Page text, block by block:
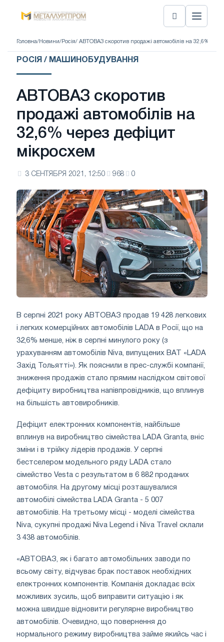
Головна/ Новини/ Росія/ АВТОВАЗ скоротив продажі автомобілів на 32,6%
РОСІЯ / МАШИНОБУДУВАННЯ
АВТОВАЗ скоротив
продажі автомобілів на
32,6% через дефіцит
мікросхем
3 СЕНТЯБРЯ 2021, 12:50 968 0
В серпні 2021 року АВТОВАЗ продав 19 428 легкових
і легких комерційних автомобілів LADA в Росії, що на
32,6% менше, ніж в серпні минулого року (з
урахуванням автомобілів Niva, випущених ВАТ «LADA
Захід Тольятті»). Як пояснили в прес-службі компанії,
зниження продажів стало прямим наслідком світової
дефіциту виробництва напівпровідників, що вплинув
на більшість автовиробників.
Дефіцит електронних компонентів, найбільше
вплинув на виробництво сімейства LADA Granta, вніс
зміни і в трійку лідерів продажів. У серпні
бестселером модельного ряду LADA стало
сімейство Vesta c результатом в 6 882 проданих
автомобіля. На другому місці розташувалися
автомобілі сімейства LADA Granta - 5 007
автомобілів. На третьому місці - моделі сімейства
Niva, сукупні продажі Niva Legend і Niva Travel склали
3 438 автомобілів.
«АВТОВАЗ, як і багато автомобільних заводи по
всьому світу, відчуває брак поставок необхідних
електронних компонентів. Компанія докладає всіх
можливих зусиль, щоб виправити ситуацію і як
можна швидше відновити регулярне виробництво
автомобілів. Очевидно, що повернення до
нормального режиму виробництва займе якийсь час і